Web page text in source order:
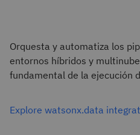
Orquesta y automatiza los
entornos híbridos y
fundamental de la ejecución
Explore watsonx.data